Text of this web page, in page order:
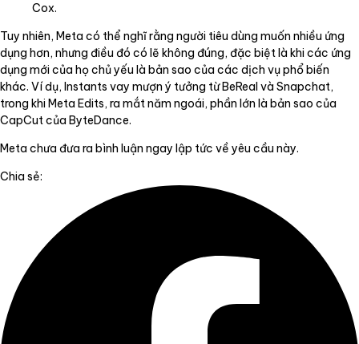
Cox.
Tuy nhiên, Meta có thể nghĩ rằng người tiêu dùng muốn nhiều ứng
dụng hơn, nhưng điều đó có lẽ không đúng, đặc biệt là khi các ứng
dụng mới của họ chủ yếu là bản sao của các dịch vụ phổ biến
khác. Ví dụ, Instants vay mượn ý tưởng từ BeReal và Snapchat,
trong khi Meta Edits, ra mắt năm ngoái, phần lớn là bản sao của
CapCut của ByteDance.
Meta chưa đưa ra bình luận ngay lập tức về yêu cầu này.
Chia sẻ: